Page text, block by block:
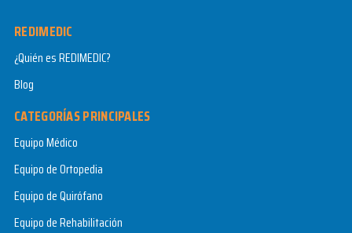
REDIMEDIC
¿Quién es REDIMEDIC?
Blog
CATEGORÍAS PRINCIPALES
Equipo Médico
Equipo de Ortopedia
Equipo de Quirófano
Equipo de Rehabilitación